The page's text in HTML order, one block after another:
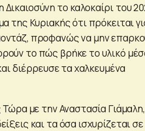
το καλοκαίρι του
της Κυριακής ότι πρόκειται
προφανώς να μην
το πώς βρήκε το υλικό
διέρρευσε τα χαλκευμένα
με την Αναστασία
και τα όσα ισχυρίζεται σε